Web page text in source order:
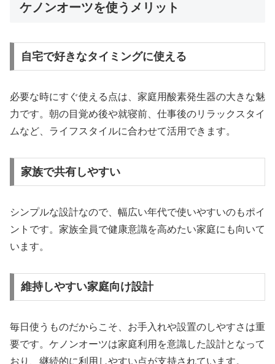
ケノンオーツを使うメリット
自宅で好きなタイミングに使える
必要な時にすぐ使える点は、家庭用酸素発生器の大きな魅
力です。朝の目覚め後や就寝前、仕事後のリラックスタイ
ムなど、ライフスタイルに合わせて活用できます。
家族で共有しやすい
シンプルな設計なので、幅広い年代で使いやすいのもポイ
ントです。家族全員で健康意識を高めたい家庭にも向いて
います。
維持しやすい家庭向け設計
毎日使うものだからこそ、お手入れや設置のしやすさは重
要です。ケノンオーツは家庭利用を意識した設計となって
おり、継続的に利用しやすい点が支持されています。